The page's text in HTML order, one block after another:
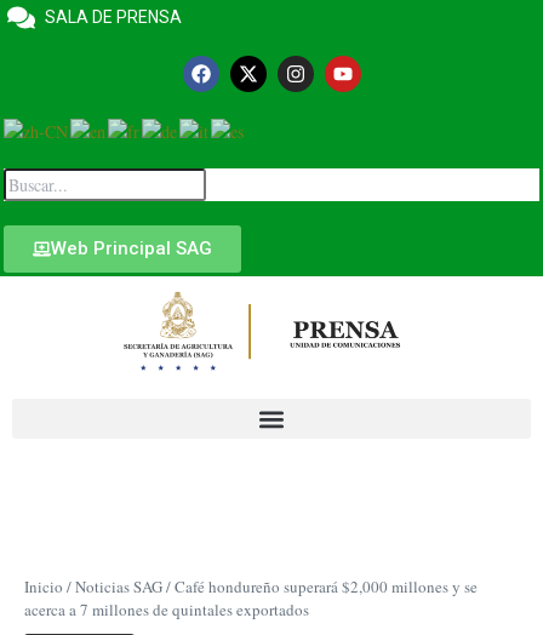
SALA DE PRENSA
Web Principal SAG
Inicio /Noticias SAG/Café hondureño superará $2,000 millones y se
acerca a 7 millones de quintales exportados